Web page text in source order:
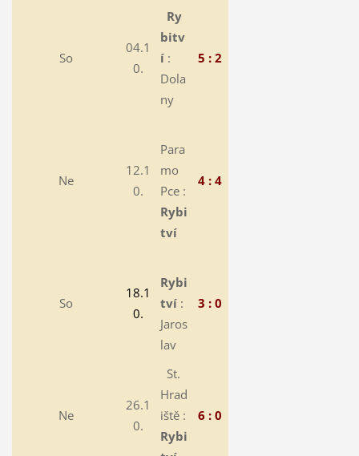
So
04.1
0.
Ry
bitv
í :
Dola
ny
5 : 2
Ne
12.1
0.
Para
mo
Pce :
Rybi
tví
4 : 4
So
18.1
0.
Rybi
tví:
Jaros
lav
3 : 0
Ne
26.1
0.
St.
Hrad
iště :
Rybi
6 : 0